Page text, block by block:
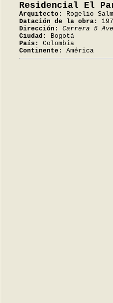
Residencial El
Arquitecto:
Rogelio
Datación de la obra:
Dirección:
Carrera 5
Ciudad:
Bogotá
País:
Colombia
Continente:
América